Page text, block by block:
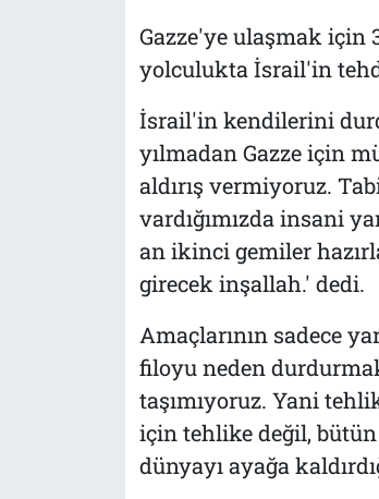
Gazze'ye ulaşmak için
yolculukta İsrail'in
İsrail'in kendilerini
yılmadan Gazze için
aldırış vermiyoruz.
vardığımızda insani
an ikinci gemiler
girecek inşallah.' dedi.
Amaçlarının sadece
filoyu neden
taşımıyoruz. Yani
için tehlike değil,
dünyayı ayağa